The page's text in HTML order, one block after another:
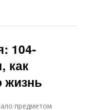
104-
как
жизнь
предметом